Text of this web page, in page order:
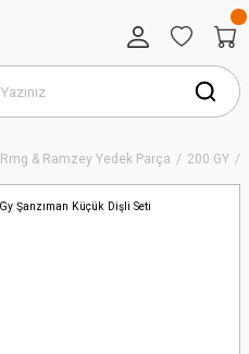
Rmg & Ramzey Yedek Parça 200 GY